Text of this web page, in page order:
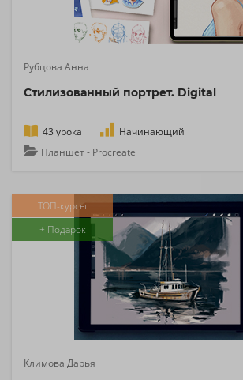
Рубцова Анна
Стилизованный портрет. Digital
43 урока
Начинающий
Планшет - Procreate
ТОП-курсы
+ Подарок
Климова Дарья